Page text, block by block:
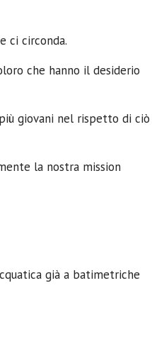
ci circonda.
che hanno il desiderio
giovani nel rispetto di ciò
la nostra mission
già a batimetriche